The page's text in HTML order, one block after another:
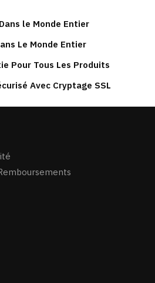
le Monde Entier
Le Monde Entier
Pour Tous Les Produits
Avec Cryptage SSL